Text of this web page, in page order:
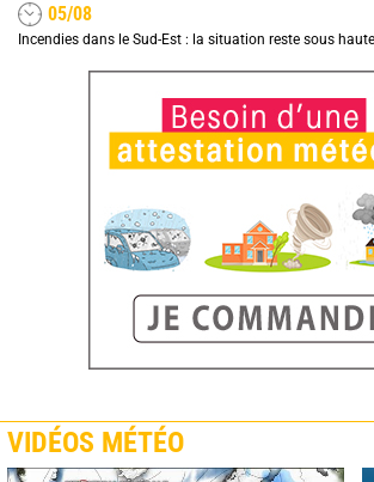
05/08
Incendies dans le Sud-Est : la situation reste sous
VIDÉOS MÉTÉO